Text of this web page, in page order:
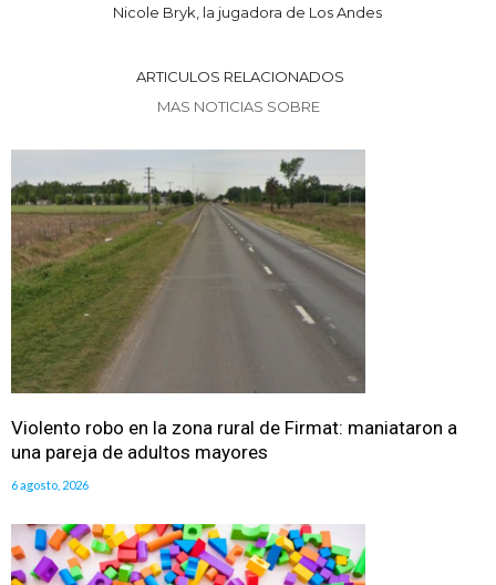
Nicole Bryk, la jugadora de Los Andes
ARTICULOS RELACIONADOS
MAS NOTICIAS SOBRE
Violento robo en la zona rural de Firmat: maniataron a
una pareja de adultos mayores
6 agosto, 2026